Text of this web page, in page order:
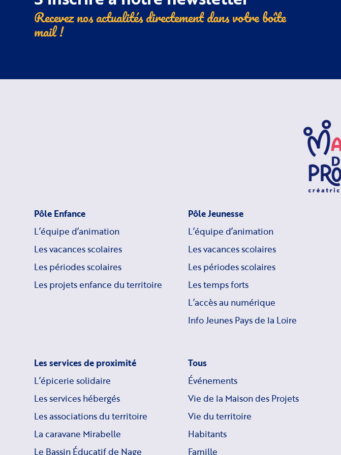
Recevez nos actualités directement dans votre boîte
mail !
Pôle Enfance
L’équipe d’animation
Les vacances scolaires
Les périodes scolaires
Les projets enfance du territoire
Pôle Jeunesse
L’équipe d’animation
Les vacances scolaires
Les périodes scolaires
Les temps forts
L’accès au numérique
Info Jeunes Pays de la Loire
Les services de proximité
L’épicerie solidaire
Les services hébergés
Les associations du territoire
La caravane Mirabelle
Le Bassin Éducatif de Nage
Tous
Événements
Vie de la Maison des Projets
Vie du territoire
Habitants
Famille